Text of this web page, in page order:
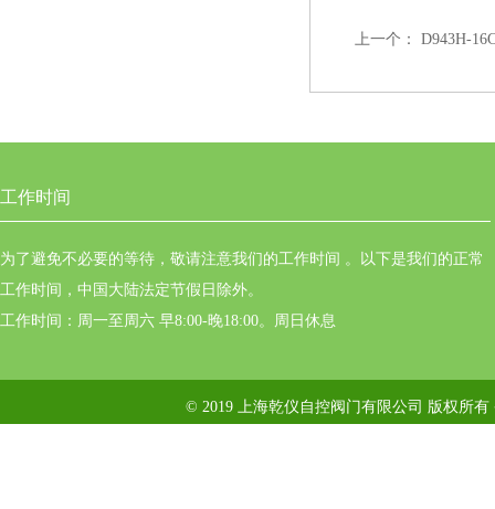
上一个： D943H-
工作时间
为了避免不必要的等待，敬请注意我们的工作时间 。以下是我们的正常
工作时间，中国大陆法定节假日除外。
工作时间：周一至周六 早8:00-晚18:00。周日休息
© 2019 上海乾仪自控阀门有限公司 版权所有